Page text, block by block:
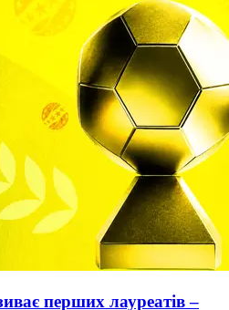
перших лауреатів –